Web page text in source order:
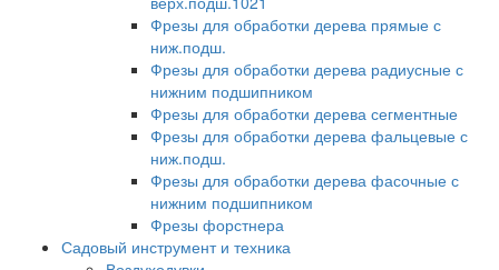
Фрезы для обработки дерева прямые с
ниж.подш.
Фрезы для обработки дерева радиусные с
нижним подшипником
Фрезы для обработки дерева сегментные
Фрезы для обработки дерева фальцевые с
ниж.подш.
Фрезы для обработки дерева фасочные с
нижним подшипником
Фрезы форстнера
Садовый инструмент и техника